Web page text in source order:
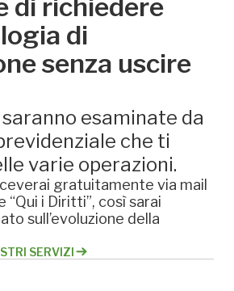
di richiedere
di
senza uscire
esaminate da
che ti
varie operazioni.
gratuitamente via mail
“Qui i Diritti”, così sarai
sull’evoluzione della
SERVIZI